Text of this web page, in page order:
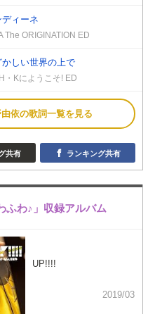
ディーネ
The ORIGINATION ED
かしい世界の上で
・Kにようこそ! ED
依の歌詞一覧を見る
共有 ランキング共有
ふわ♪」収録アルバム
UP!!!!
2019/03